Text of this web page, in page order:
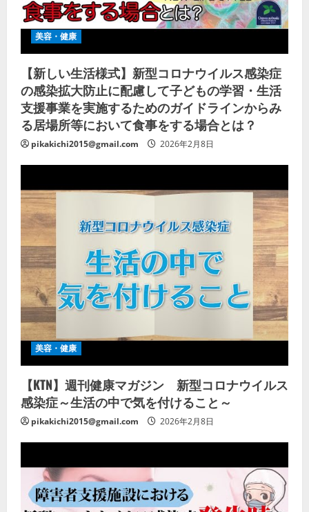
美容・健康
【新しい生活様式】新型コロナウイルス感染症
の感染拡大防止に配慮して子どもの学習・生活
支援事業を実施するためのガイドラインからみ
る居場所等において食事をする場合とは？
pikakichi2015@gmail.com 2026年2月8日
美容・健康
【KTN】週刊健康マガジン 新型コロナウイルス
感染症～生活の中で気を付けること～
pikakichi2015@gmail.com 2026年2月8日